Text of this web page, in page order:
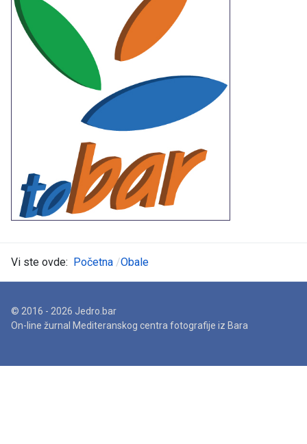
Vi ste ovde: Početna Obale
© 2016 - 2026 Jedro.bar
On-line žurnal Mediteranskog centra fotografije iz Bara